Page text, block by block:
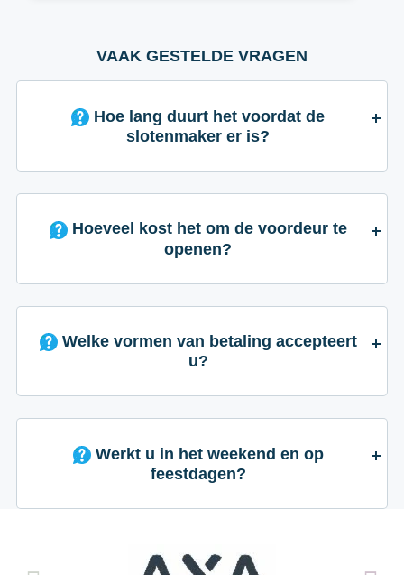
VAAK GESTELDE VRAGEN
slotenmaker er is?
Hoeveel kost het om de voordeur te
openen?
Welke vormen van betaling accepteert
u?
Werkt u in het weekend en op
feestdagen?